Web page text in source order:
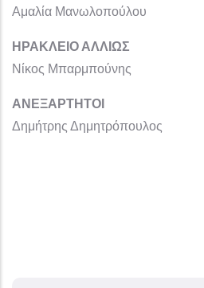
Αμαλία Μανωλοπούλου
ΗΡΑΚΛΕΙΟ ΑΛΛΙΩΣ
Νίκος Μπαρμπούνης
ΑΝΕΞΑΡΤΗΤΟΙ
Δημήτρης Δημητρόπουλος